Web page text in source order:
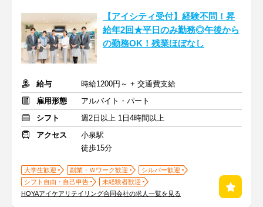
【アイシティ受付】経験不問！昇
給年2回★平日のみ勤務◎午後から
の勤務OK！残業ほぼなし
給与
時給1200円～ + 交通費支給
雇用形態
アルバイト・パート
シフト
週2日以上 1日4時間以上
アクセス
小泉駅
徒歩15分
大学生歓迎 副業・Ｗワーク歓迎
シルバー歓迎
シフト自由・自己申告
未経験者歓迎
HOYAアイケアリテイリング合同会社の求人一覧を見る